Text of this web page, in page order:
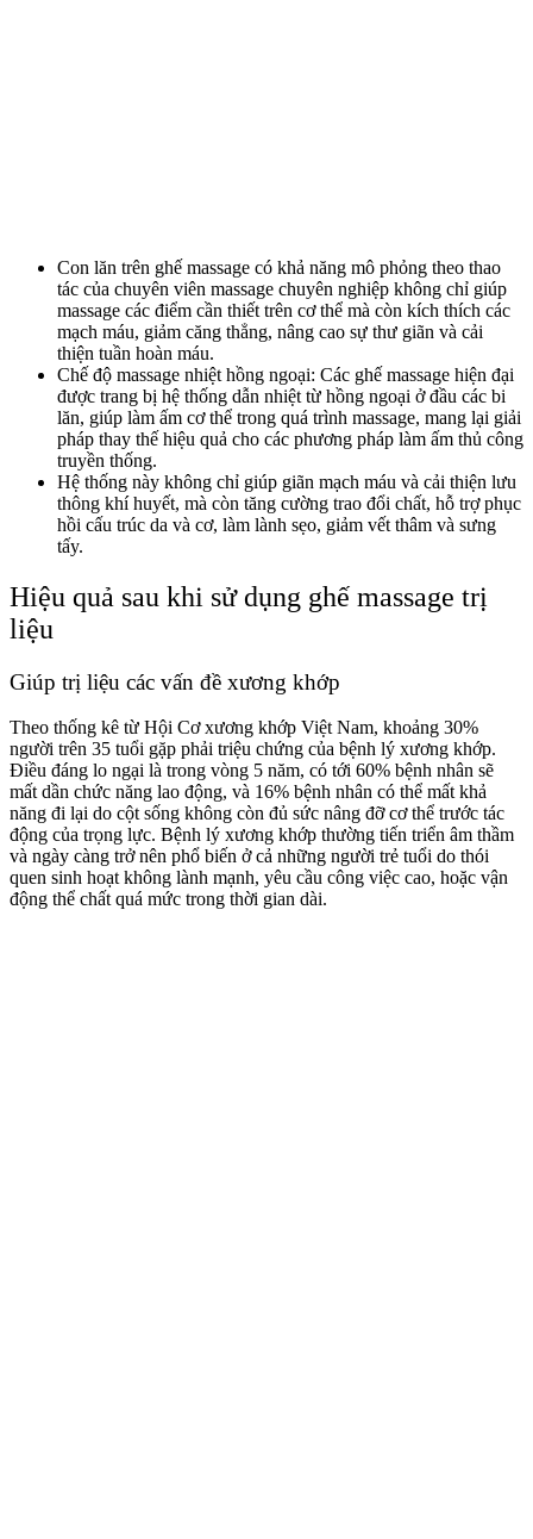
Con lăn trên ghế massage có khả năng mô phỏng theo thao
tác của chuyên viên massage chuyên nghiệp không chỉ giúp
massage các điểm cần thiết trên cơ thể mà còn kích thích các
mạch máu, giảm căng thẳng, nâng cao sự thư giãn và cải
thiện tuần hoàn máu.
Chế độ massage nhiệt hồng ngoại: Các ghế massage hiện đại
được trang bị hệ thống dẫn nhiệt từ hồng ngoại ở đầu các bi
lăn, giúp làm ấm cơ thể trong quá trình massage, mang lại giải
pháp thay thế hiệu quả cho các phương pháp làm ấm thủ công
truyền thống.
Hệ thống này không chỉ giúp giãn mạch máu và cải thiện lưu
thông khí huyết, mà còn tăng cường trao đổi chất, hỗ trợ phục
hồi cấu trúc da và cơ, làm lành sẹo, giảm vết thâm và sưng
tấy.
Hiệu quả sau khi sử dụng ghế massage trị
liệu
Giúp trị liệu các vấn đề xương khớp
Theo thống kê từ Hội Cơ xương khớp Việt Nam, khoảng 30%
người trên 35 tuổi gặp phải triệu chứng của bệnh lý xương khớp.
Điều đáng lo ngại là trong vòng 5 năm, có tới 60% bệnh nhân sẽ
mất dần chức năng lao động, và 16% bệnh nhân có thể mất khả
năng đi lại do cột sống không còn đủ sức nâng đỡ cơ thể trước tác
động của trọng lực. Bệnh lý xương khớp thường tiến triển âm thầm
và ngày càng trở nên phổ biến ở cả những người trẻ tuổi do thói
quen sinh hoạt không lành mạnh, yêu cầu công việc cao, hoặc vận
động thể chất quá mức trong thời gian dài.